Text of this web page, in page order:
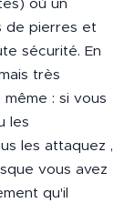
où un
de pierres et
sécurité. En
très
: si vous
les
les attaquez ,
vous avez
qu'il